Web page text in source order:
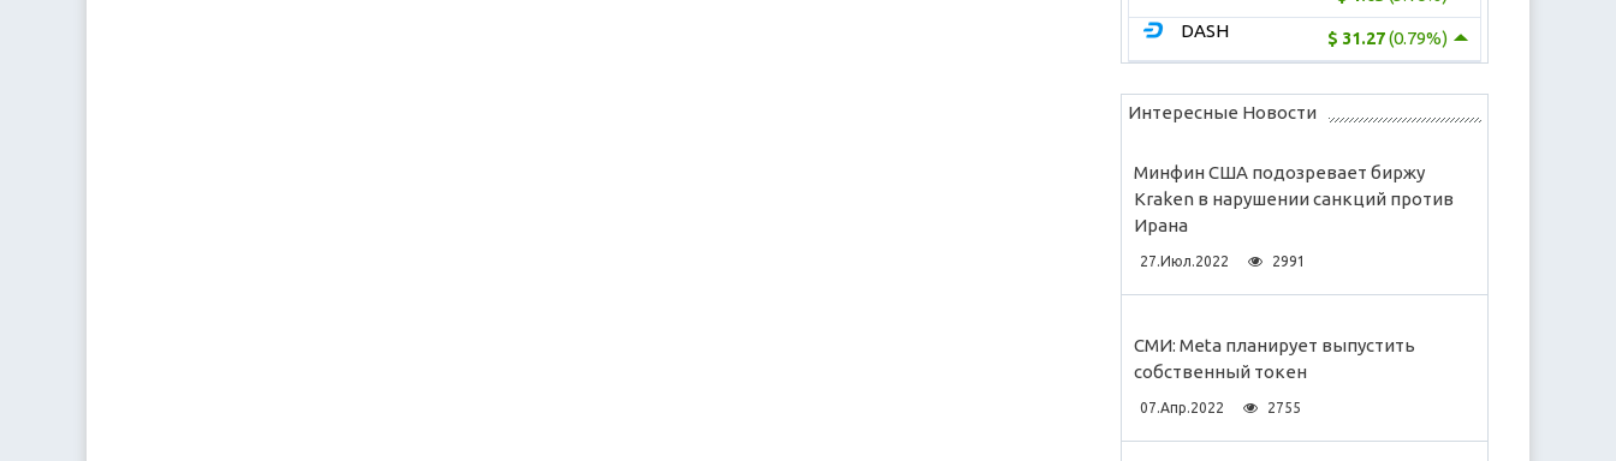
$ 31.27(0.79%)
DASH
Интересные Новости
Минфин США подозревает биржу
Kraken в нарушении санкций против
Ирана
27.Июл.2022 2991
СМИ: Meta планирует выпустить
собственный токен
07.Апр.2022 2755